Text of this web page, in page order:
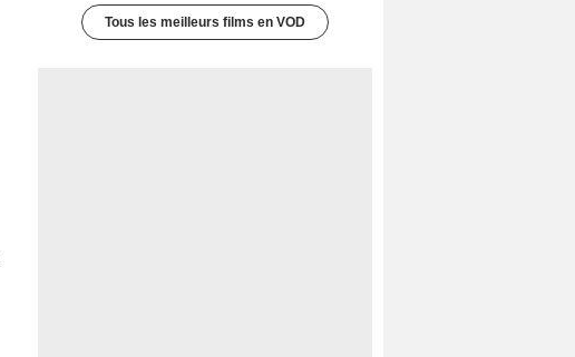
Tous les meilleurs films en VOD